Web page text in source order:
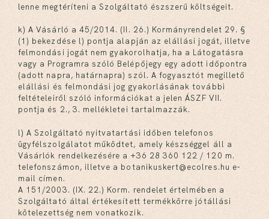
lenne megtéríteni a Szolgáltató észszerű költségeit.
k) A Vásárló a 45/2014. (II. 26.) Kormányrendelet 29. §
(1) bekezdése l) pontja alapján az elállási jogát, illetve
felmondási jogát nem gyakorolhatja, ha a Látogatásra
vagy a Programra szóló Belépőjegy egy adott időpontra
(adott napra, határnapra) szól. A fogyasztót megillető
elállási és felmondási jog gyakorlásának további
feltételeiről szóló információkat a jelen ÁSZF VII.
pontja és 2., 3. mellékletei tartalmazzák.
l) A Szolgáltató nyitvatartási időben telefonos
ügyfélszolgálatot működtet, amely készséggel áll a
Vásárlók rendelkezésére a +36 28 360 122 / 120 m.
telefonszámon, illetve a botanikuskert@ecolres.hu e-
mail címen.
A 151/2003. (IX. 22.) Korm. rendelet értelmében a
Szolgáltató által értékesített termékkörre jótállási
kötelezettség nem vonatkozik.